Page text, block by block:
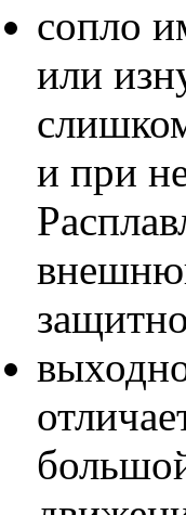
сопло
или
и при